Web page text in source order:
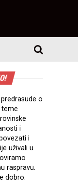
o
i
i
uživali u
raspravu.
dobro.